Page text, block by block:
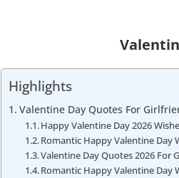
Highlights
Valentine Day Quotes For
Happy Valentine Day 2026
Romantic Happy Valentine Day
Valentine Day Quotes 2026 For
Romantic Happy Valentine Day